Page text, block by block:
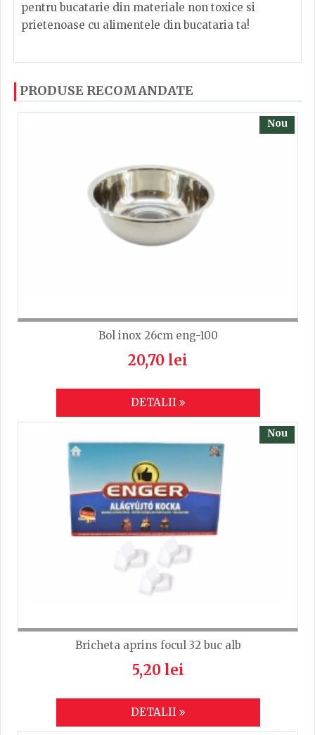
pentru bucatarie din materiale non toxice si
prietenoase cu alimentele din bucataria ta!
cu ajutorul steluțelor, și scrieți părerea dvs. Pentru
a putea să scrieți părerea trebuie să fiți înregistrat.
PRODUSE RECOMANDATE
Nou
Bol inox 26cm eng-100
20,70 lei
DETALII
Nou
Bricheta aprins focul 32 buc alb
5,20 lei
DETALII